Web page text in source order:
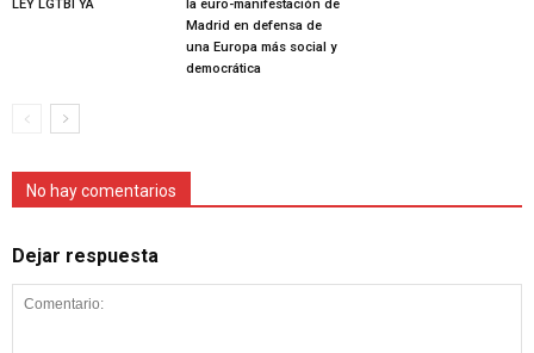
LEY LGTBI YA
la euro-manifestación de
Madrid en defensa de
una Europa más social y
democrática
No hay comentarios
Dejar respuesta